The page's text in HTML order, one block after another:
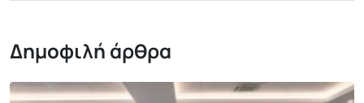
Δημοφιλή άρθρα